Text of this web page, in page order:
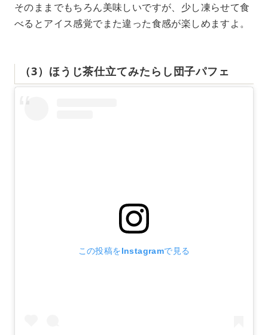
そのままでもちろん美味しいですが、少し凍らせて食
べるとアイス感覚でまた違った食感が楽しめますよ。
（3）ほうじ茶仕立てみたらし団子パフェ
この投稿をInstagramで見る